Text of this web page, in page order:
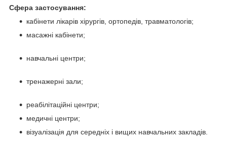
Сфера застосування:
кабінети лікарів хірургів, ортопедів, травматологів;
масажні кабінети;
навчальні центри;
тренажерні зали;
реабілітаційні центри;
медичні центри;
візуалізація для середніх і вищих навчальних закладів.